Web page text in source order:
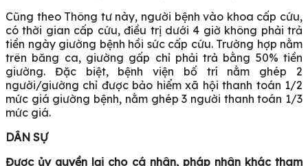
Cũng theo Thông tư này, người bệnh vào khoa cấp cứu,
có thời gian cấp cứu, điều trị dưới 4 giờ không phải trả
tiền ngày giường bệnh hồi sức cấp cứu. Trường hợp nằm
trên băng ca, giường gấp chỉ phải trả bằng 50% tiền
giường. Đặc biệt, bệnh viện bố trí nằm ghép 2
người/giường chỉ được bảo hiểm xã hội thanh toán 1/2
mức giá giường bệnh, nằm ghép 3 người thanh toán 1/3
mức giá.
DÂN SỰ
Được ủy quyền lại cho cá nhân, pháp nhân khác tham